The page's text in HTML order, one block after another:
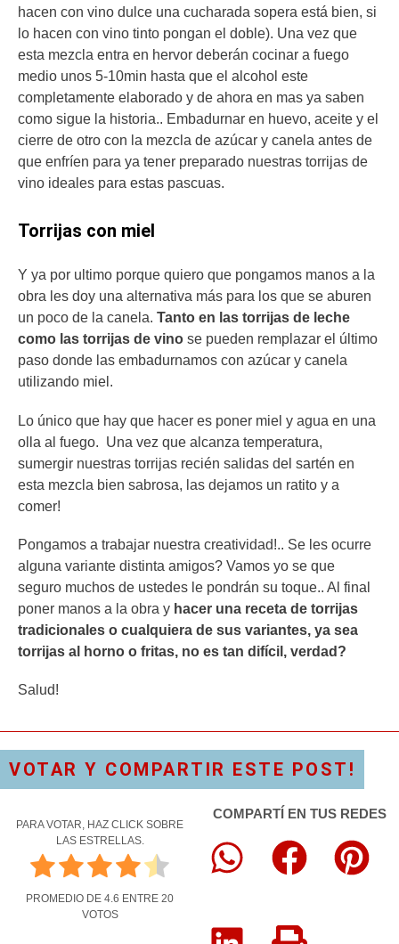
hacen con vino dulce una cucharada sopera está bien, si
lo hacen con vino tinto pongan el doble). Una vez que
esta mezcla entra en hervor deberán cocinar a fuego
medio unos 5-10min hasta que el alcohol este
completamente elaborado y de ahora en mas ya saben
como sigue la historia.. Embadurnar en huevo, aceite y el
cierre de otro con la mezcla de azúcar y canela antes de
que enfríen para ya tener preparado nuestras torrijas de
vino ideales para estas pascuas.
Torrijas con miel
Y ya por ultimo porque quiero que pongamos manos a la
obra les doy una alternativa más para los que se aburen
un poco de la canela. Tanto en las torrijas de leche
como las torrijas de vino se pueden remplazar el último
paso donde las embadurnamos con azúcar y canela
utilizando miel.
Lo único que hay que hacer es poner miel y agua en una
olla al fuego. Una vez que alcanza temperatura,
sumergir nuestras torrijas recién salidas del sartén en
esta mezcla bien sabrosa, las dejamos un ratito y a
comer!
Pongamos a trabajar nuestra creatividad!.. Se les ocurre
alguna variante distinta amigos? Vamos yo se que
seguro muchos de ustedes le pondrán su toque.. Al final
poner manos a la obra y hacer una receta de torrijas
tradicionales o cualquiera de sus variantes, ya sea
torrijas al horno o fritas, no es tan difícil, verdad?
Salud!
VOTAR Y COMPARTIR ESTE POST!
PARA VOTAR, HAZ CLICK SOBRE
LAS ESTRELLAS.
PROMEDIO DE 4.6 ENTRE 20
VOTOS
COMPARTÍ EN TUS REDES